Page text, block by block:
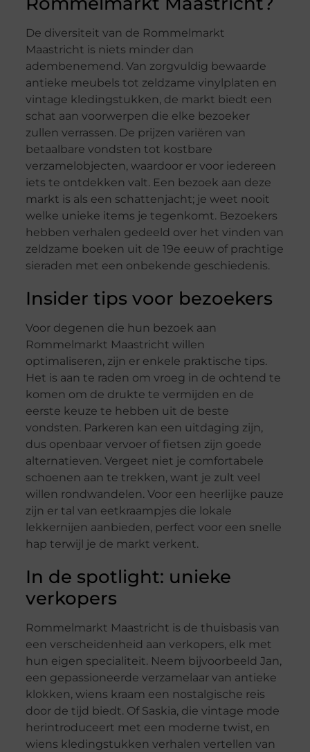
De diversiteit van de Rommelmarkt
Maastricht is niets minder dan
adembenemend. Van zorgvuldig bewaarde
antieke meubels tot zeldzame vinylplaten en
vintage kledingstukken, de markt biedt een
schat aan voorwerpen die elke bezoeker
zullen verrassen. De prijzen variëren van
betaalbare vondsten tot kostbare
verzamelobjecten, waardoor er voor iedereen
iets te ontdekken valt. Een bezoek aan deze
markt is als een schattenjacht; je weet nooit
welke unieke items je tegenkomt. Bezoekers
hebben verhalen gedeeld over het vinden van
zeldzame boeken uit de 19e eeuw of prachtige
sieraden met een onbekende geschiedenis.
Insider tips voor bezoekers
Voor degenen die hun bezoek aan
Rommelmarkt Maastricht willen
optimaliseren, zijn er enkele praktische tips.
Het is aan te raden om vroeg in de ochtend te
komen om de drukte te vermijden en de
eerste keuze te hebben uit de beste
vondsten. Parkeren kan een uitdaging zijn,
dus openbaar vervoer of fietsen zijn goede
alternatieven. Vergeet niet je comfortabele
schoenen aan te trekken, want je zult veel
willen rondwandelen. Voor een heerlijke pauze
zijn er tal van eetkraampjes die lokale
lekkernijen aanbieden, perfect voor een snelle
hap terwijl je de markt verkent.
In de spotlight: unieke
verkopers
Rommelmarkt Maastricht is de thuisbasis van
een verscheidenheid aan verkopers, elk met
hun eigen specialiteit. Neem bijvoorbeeld Jan,
een gepassioneerde verzamelaar van antieke
klokken, wiens kraam een nostalgische reis
door de tijd biedt. Of Saskia, die vintage mode
herintroduceert met een moderne twist, en
wiens kledingstukken verhalen vertellen van